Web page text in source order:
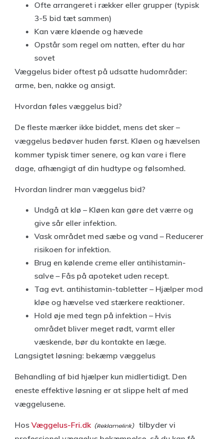
Ofte arrangeret i rækker eller grupper (typisk
3-5 bid tæt sammen)
Kan være kløende og hævede
Opstår som regel om natten, efter du har
sovet
Væggelus bider oftest på udsatte hudområder:
arme, ben, nakke og ansigt.
Hvordan føles væggelus bid?
De fleste mærker ikke biddet, mens det sker –
væggelus bedøver huden først. Kløen og hævelsen
kommer typisk timer senere, og kan vare i flere
dage, afhængigt af din hudtype og følsomhed.
Hvordan lindrer man væggelus bid?
Undgå at klø – Kløen kan gøre det værre og
give sår eller infektion.
Vask området med sæbe og vand – Reducerer
risikoen for infektion.
Brug en kølende creme eller antihistamin-
salve – Fås på apoteket uden recept.
Tag evt. antihistamin-tabletter – Hjælper mod
kløe og hævelse ved stærkere reaktioner.
Hold øje med tegn på infektion – Hvis
området bliver meget rødt, varmt eller
væskende, bør du kontakte en læge.
Langsigtet løsning: bekæmp væggelus
Behandling af bid hjælper kun midlertidigt. Den
eneste effektive løsning er at slippe helt af med
væggelusene.
Hos Væggelus-Fri.dk
tilbyder vi